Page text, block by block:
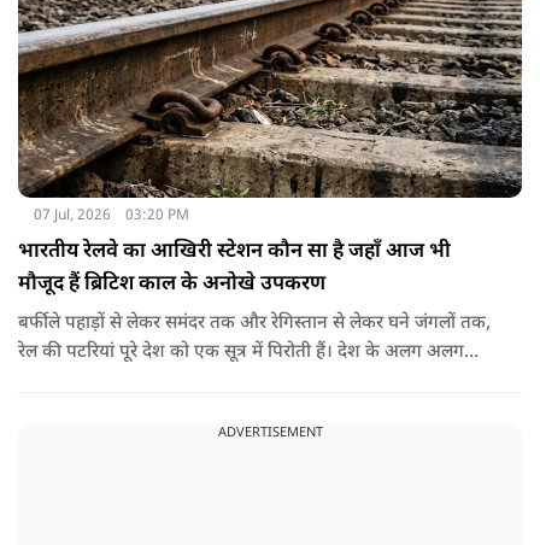
07 Jul, 2026 03:20 PM
भारतीय रेलवे का आखिरी स्टेशन कौन सा है जहाँ आज भी
मौजूद हैं ब्रिटिश काल के अनोखे उपकरण
बर्फीले पहाड़ों से लेकर समंदर तक और रेगिस्तान से लेकर घने जंगलों तक,
रेल की पटरियां पूरे देश को एक सूत्र में पिरोती हैं। देश के अलग अलग
दक्षिणी रेलवे स्टेशन कन्याकुमारी रेलवे स्टेशन है। इसके अलावा सबसे
ADVERTISEMENT